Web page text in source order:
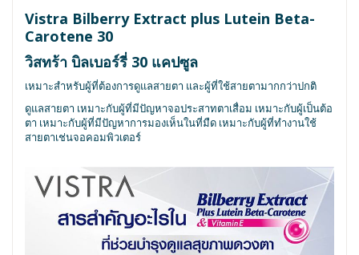
Vistra Bilberry Extract plus Lutein Beta-
Carotene 30
วิสทร้า บิลเบอร์รี่ 30 แคปซูล
เหมาะสำหรับผู้ที่ต้องการดูแลสายตา และผู้ที่ใช้สายตามากกว่าปกติ
ดูแลสายตา เหมาะกับผู้ที่มีปัญหาจอประสาทตาเสื่อม เหมาะกับผู้เป็นต้อ
ตา เหมาะกับผู้ที่มีปัญหาการมองเห็นในที่มืด เหมาะกับผู้ที่ทำงานใช้
สายตาเช่นจอคอมพิวเตอร์